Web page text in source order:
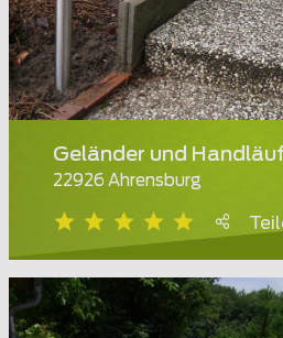
Geländer und
22926 Ahrensburg